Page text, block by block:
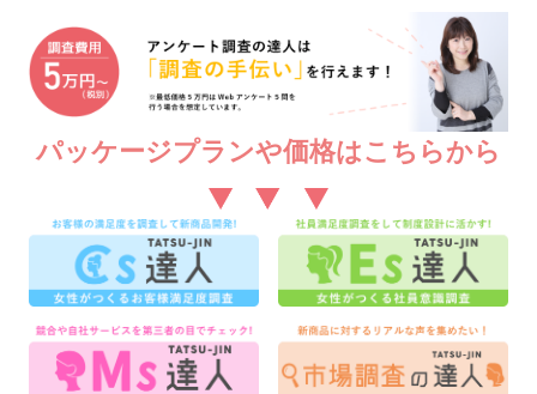
パッケージプランや価格はこちらから